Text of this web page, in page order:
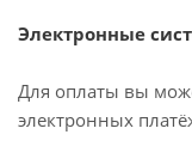
Электронные
Для оплаты вы
электронных